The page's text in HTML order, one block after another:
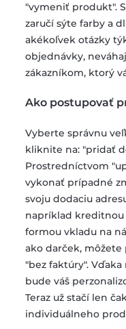
"vymeniť produkt".
zaručí sýte farby a
akékoľvek otázky
objednávky,
zákazníkom, ktorý
Ako postupovať
Vyberte správnu
kliknite na: "pridať
Prostredníctvom
vykonať prípadné
svoju dodaciu
napríklad kreditnou
formou vkladu na
ako darček,
"bez faktúry".
bude váš
Teraz už stačí len
individuálneho